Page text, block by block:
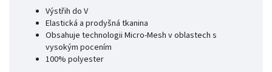
Výstřih do V
Elastická a prodyšná tkanina
Obsahuje technologii Micro-Mesh v oblastech s
vysokým pocením
100% polyester